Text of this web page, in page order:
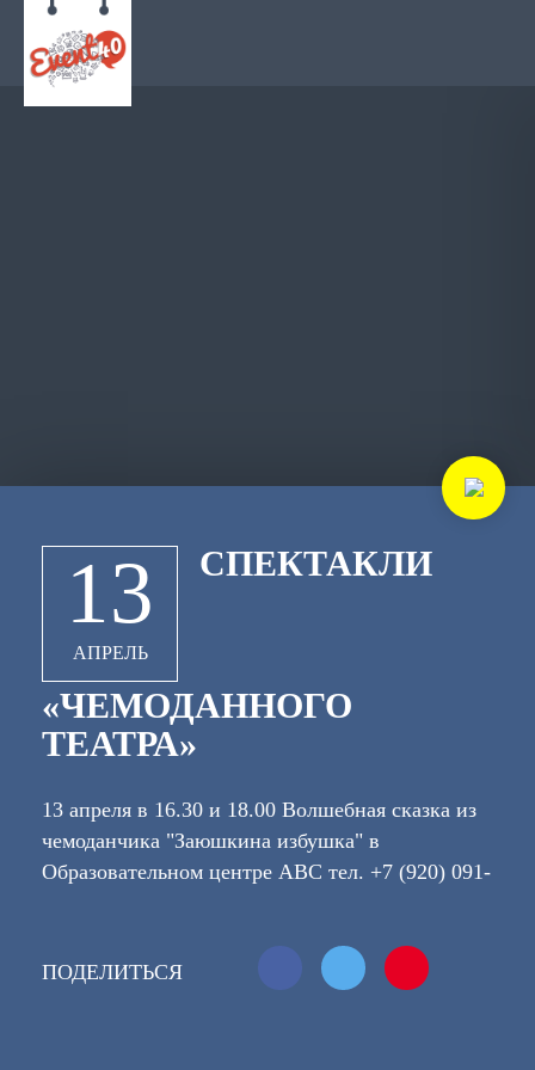
13
АПРЕЛЬ
СПЕКТАКЛИ
«ЧЕМОДАННОГО
ТЕАТРА»
13 апреля в 16.30 и 18.00 Волшебная сказка из
чемоданчика "Заюшкина избушка" в
Образовательном центре АВС тел. +7 (920) 091-
выручалочка" в МЕХОВОМ КАФЕ тел. +7 (920)
888-65-64, ул Академика Королева 27
ПОДЕЛИТЬСЯ